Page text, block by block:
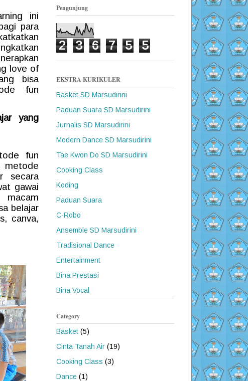
ini
para
love of
bisa
fun
yang
fun
metode
secara
gawai
belajar
canva,
Pengunjung
2 3 6 7 5 5
EKSTRA KURIKULER
Basket SD Marsudirini
Paduan Suara SD Marsudirini
Jurnalis SD Marsudirini
Modern Dance SD Marsudirini
Tae Kwon Do SD Marsudirini
Cooking Class
Koding
Paduan Suara
C-Robo
Ansemble SD Marsudirini
Tradisional Dance
Entertainment
Bina Prestasi
Bina Vocal
Category
Basket (5)
Cinta Tanah Air (19)
Cooking Class (3)
Dance (1)